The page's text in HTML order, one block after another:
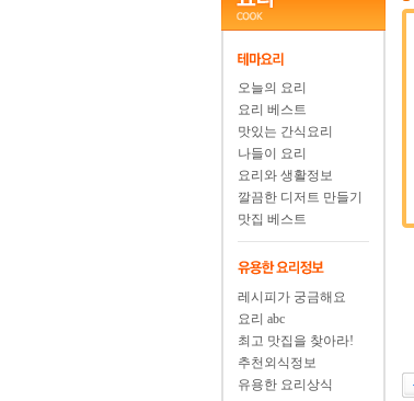
오늘의 요리
요리 베스트
맛있는 간식요리
나들이 요리
요리와 생활정보
깔끔한 디저트 만들기
맛집 베스트
레시피가 궁금해요
요리 abc
최고 맛집을 찾아라!
추천외식정보
유용한 요리상식